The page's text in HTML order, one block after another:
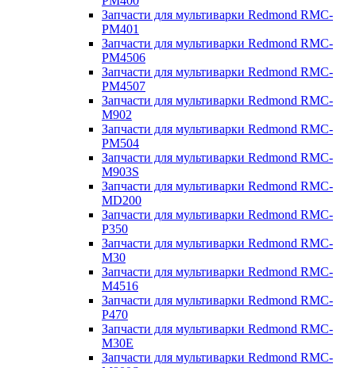
Запчасти для мультиварки Redmond RMC-
PM401
Запчасти для мультиварки Redmond RMC-
PM4506
Запчасти для мультиварки Redmond RMC-
PM4507
Запчасти для мультиварки Redmond RMC-
M902
Запчасти для мультиварки Redmond RMC-
PM504
Запчасти для мультиварки Redmond RMC-
M903S
Запчасти для мультиварки Redmond RMC-
MD200
Запчасти для мультиварки Redmond RMC-
P350
Запчасти для мультиварки Redmond RMC-
M30
Запчасти для мультиварки Redmond RMC-
M4516
Запчасти для мультиварки Redmond RMC-
P470
Запчасти для мультиварки Redmond RMC-
M30E
Запчасти для мультиварки Redmond RMC-